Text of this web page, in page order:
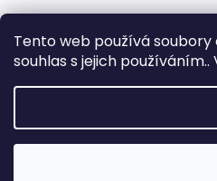
Tento web používá
souhlas s jejich